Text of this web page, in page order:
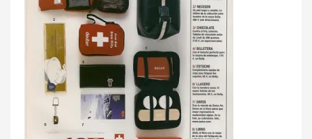
alvaro@alvarocastro.com